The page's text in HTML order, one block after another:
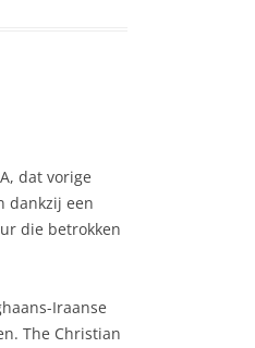
dat vorige
dankzij een
die betrokken
Iraanse
The Christian